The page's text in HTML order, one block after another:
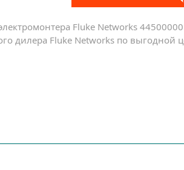
Fluke Networks
дилера Fluke Networks по выгодной